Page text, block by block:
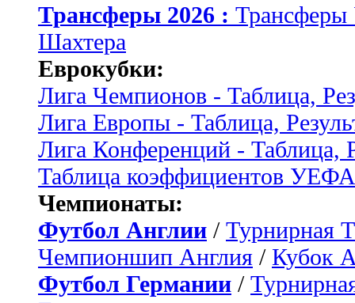
Трансферы 2026 :
Шахтера
Еврокубки:
Лига Чемпионов - Таблица,
Лига Европы - Таблица,
Лига Конференций - Таблица,
Таблица коэффициентов УЕФА
Чемпионаты:
Футбол Англии / Турнирная
Чемпионшип Англия / Кубок
Футбол Германии /